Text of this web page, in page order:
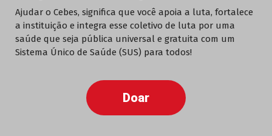
Ajudar o Cebes, significa que você apoia a luta, fortalece
a instituição e integra esse coletivo de luta por uma
saúde que seja pública universal e gratuita com um
Sistema Único de Saúde (SUS) para todos!
Doar